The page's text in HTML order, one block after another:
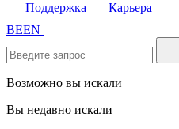
Поддержка
Карьера
BEEN
Возможно вы искали
Вы недавно искали